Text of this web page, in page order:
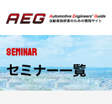
SEMINAR
セミナー一覧